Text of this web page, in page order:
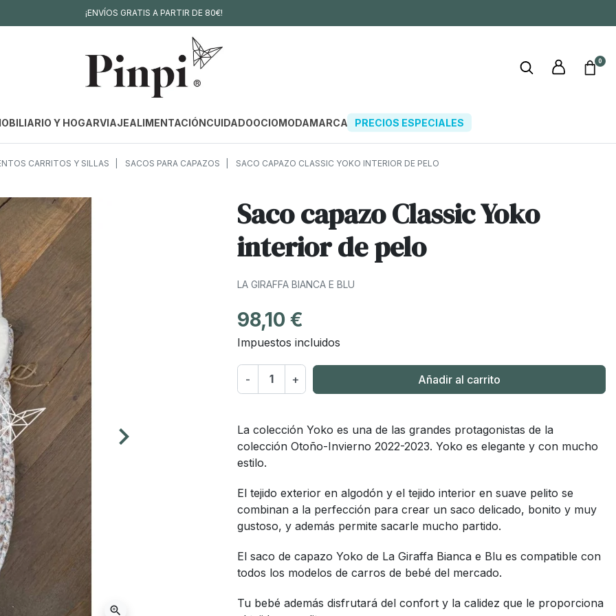
¡ENVÍOS GRATIS A PARTIR DE 80€!
0
Y HOGARVIAJEALIMENTACIÓNCUIDADOOCIOMODAMARCAS PRECIOS ESPECIALES
CARRITOS Y SILLAS SACOS PARA CAPAZOS SACO CAPAZO CLASSIC YOKO INTERIOR DE PELO
Siguiente
keyboard_arrow_right
zoom_in
Saco capazo Classic Yoko
interior de pelo
LA GIRAFFA BIANCA E BLU
98,10 €
Impuestos incluidos
- + Añadir al carrito
La colección Yoko es una de las grandes protagonistas de la
colección Otoño-Invierno 2022-2023. Yoko es elegante y con mucho
estilo.
El tejido exterior en algodón y el tejido interior en suave pelito se
combinan a la perfección para crear un saco delicado, bonito y muy
gustoso, y además permite sacarle mucho partido.
El saco de capazo Yoko de La Giraffa Bianca e Blu es compatible con
todos los modelos de carros de bebé del mercado.
Tu bebé además disfrutará del confort y la calidez que le proporciona